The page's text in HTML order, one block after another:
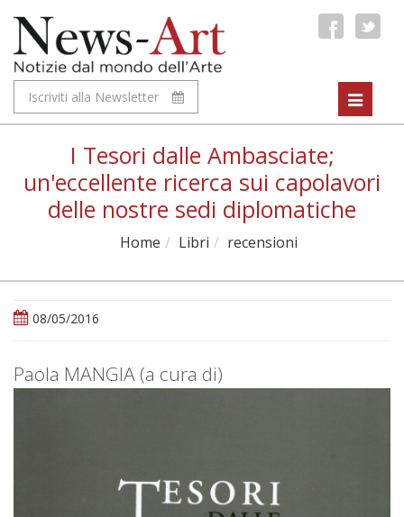
Iscriviti alla Newsletter
Toggle
I Tesori dalle Ambasciate;
un'eccellente ricerca sui capolavori
delle nostre sedi diplomatiche
Home Libri recensioni
08/05/2016
Paola MANGIA (a cura di)